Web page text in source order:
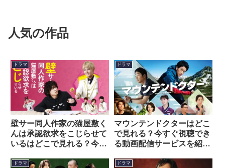
人気の作品
ドラマ
壁サー同人作家の猫屋敷く
んは承認欲求をこじらせて
いるはどこで見れる？今す
ビスを紹介！
ドラマ
マウンテンドクターはどこ
で見れる？今すぐ視聴でき
る動画配信サービスを紹
ドラマ ドラマ